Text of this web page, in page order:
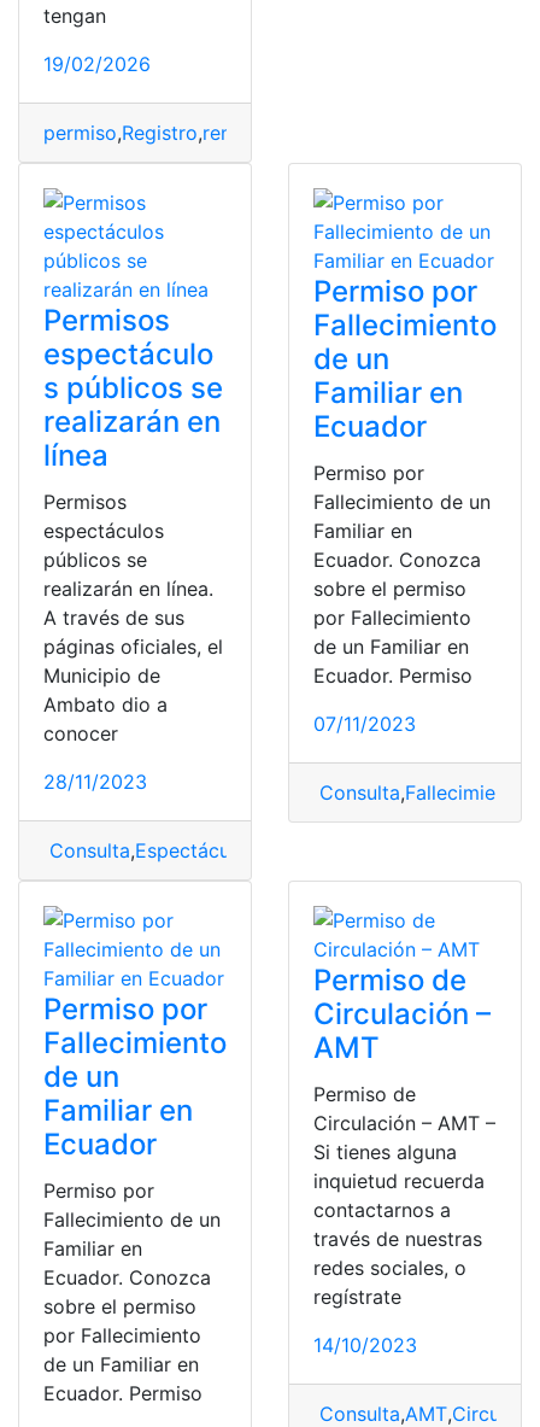
tengan
19/02/2026
permiso,Registro,renovar
Permisos
espectáculo
s públicos se
realizarán en
línea
Permisos
espectáculos
públicos se
realizarán en línea.
A través de sus
páginas oficiales, el
Municipio de
Ambato dio a
conocer
28/11/2023
Consulta,Espectáculo
Permiso por
Fallecimiento
de un
Familiar en
Ecuador
Permiso por
Fallecimiento de un
Familiar en
Ecuador. Conozca
sobre el permiso
por Fallecimiento
de un Familiar en
Ecuador. Permiso
07/11/2023
Consulta,Fallecimiento
Permiso por
Fallecimiento
de un
Familiar en
Ecuador
Permiso por
Fallecimiento de un
Familiar en
Ecuador. Conozca
sobre el permiso
por Fallecimiento
de un Familiar en
Ecuador. Permiso
Permiso de
Circulación –
AMT
Permiso de
Circulación – AMT –
Si tienes alguna
inquietud recuerda
contactarnos a
través de nuestras
redes sociales, o
regístrate
14/10/2023
Consulta,AMT,